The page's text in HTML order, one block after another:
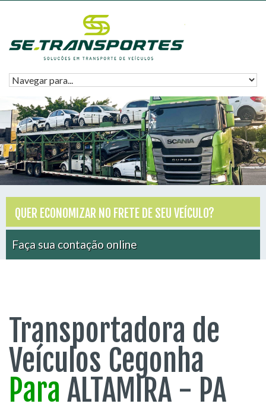
QUER ECONOMIZAR NO FRETE DE SEU VEÍCULO?
Faça sua contação online
Transportadora de
Veículos Cegonha
Para ALTAMIRA - PA